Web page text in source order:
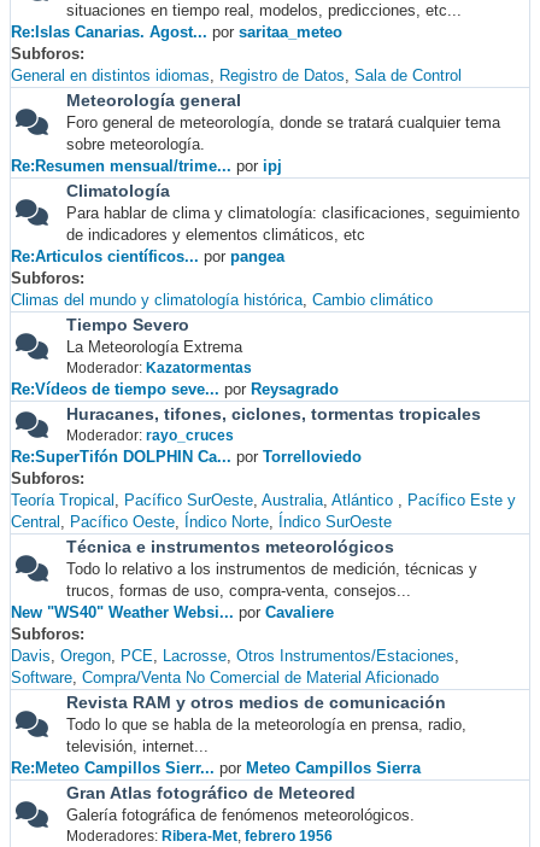
situaciones en tiempo real, modelos, predicciones, etc...
Re:Islas Canarias. Agost... por saritaa_meteo
Subforos
General en distintos idiomas
Registro de Datos Sala de Control
Meteorología general
Foro general de meteorología, donde se tratará cualquier tema
sobre meteorología.
Re:Resumen mensual/trime... por ipj
Climatología
Para hablar de clima y climatología: clasificaciones, seguimiento
de indicadores y elementos climáticos, etc
Re:Articulos científicos... por pangea
Subforos
Climas del mundo y climatología histórica Cambio climático
Tiempo Severo
La Meteorología Extrema
Moderador: Kazatormentas
Re:Vídeos de tiempo seve... por Reysagrado
Huracanes, tifones, ciclones, tormentas tropicales
Moderador: rayo_cruces
Re:SuperTifón DOLPHIN Ca... por Torrelloviedo
Subforos
Teoría Tropical
Pacífico SurOeste Australia Atlántico
Pacífico Este y
Central
Pacífico Oeste Índico Norte Índico SurOeste
Técnica e instrumentos meteorológicos
Todo lo relativo a los instrumentos de medición, técnicas y
trucos, formas de uso, compra-venta, consejos...
New "WS40" Weather Websi... por Cavaliere
Subforos
Davis Oregon PCE Lacrosse Otros Instrumentos/Estaciones
Software Compra/Venta No Comercial de Material Aficionado
Revista RAM y otros medios de comunicación
Todo lo que se habla de la meteorología en prensa, radio,
televisión, internet...
Re:Meteo Campillos Sierr... por Meteo Campillos Sierra
Gran Atlas fotográfico de Meteored
Galería fotográfica de fenómenos meteorológicos.
Moderadores: Ribera-Met, febrero 1956